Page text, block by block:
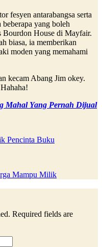
fesyen antarabangsa serta
yang boleh
Bourdon House di Mayfair.
biasa, ia memberikan
moden yang memahami
kecam Abang Jim okey.
Mahal Yang Pernah Dijual
Pencinta Buku
Mampu Milik
Required fields are